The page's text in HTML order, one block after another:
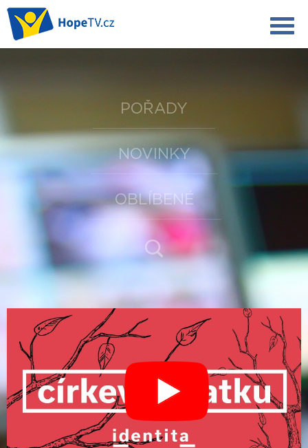
POŘADY
NOVINKY
OBLÍBENÉ